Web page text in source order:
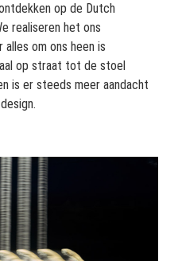
op de Dutch
realiseren het ons
alles om ons heen is
op straat tot de stoel
is er steeds meer aandacht